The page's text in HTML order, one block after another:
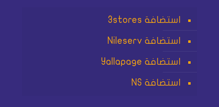
استضافة 3stores
استضافة Nileserv
استضافة Yallapage
استضافة NS